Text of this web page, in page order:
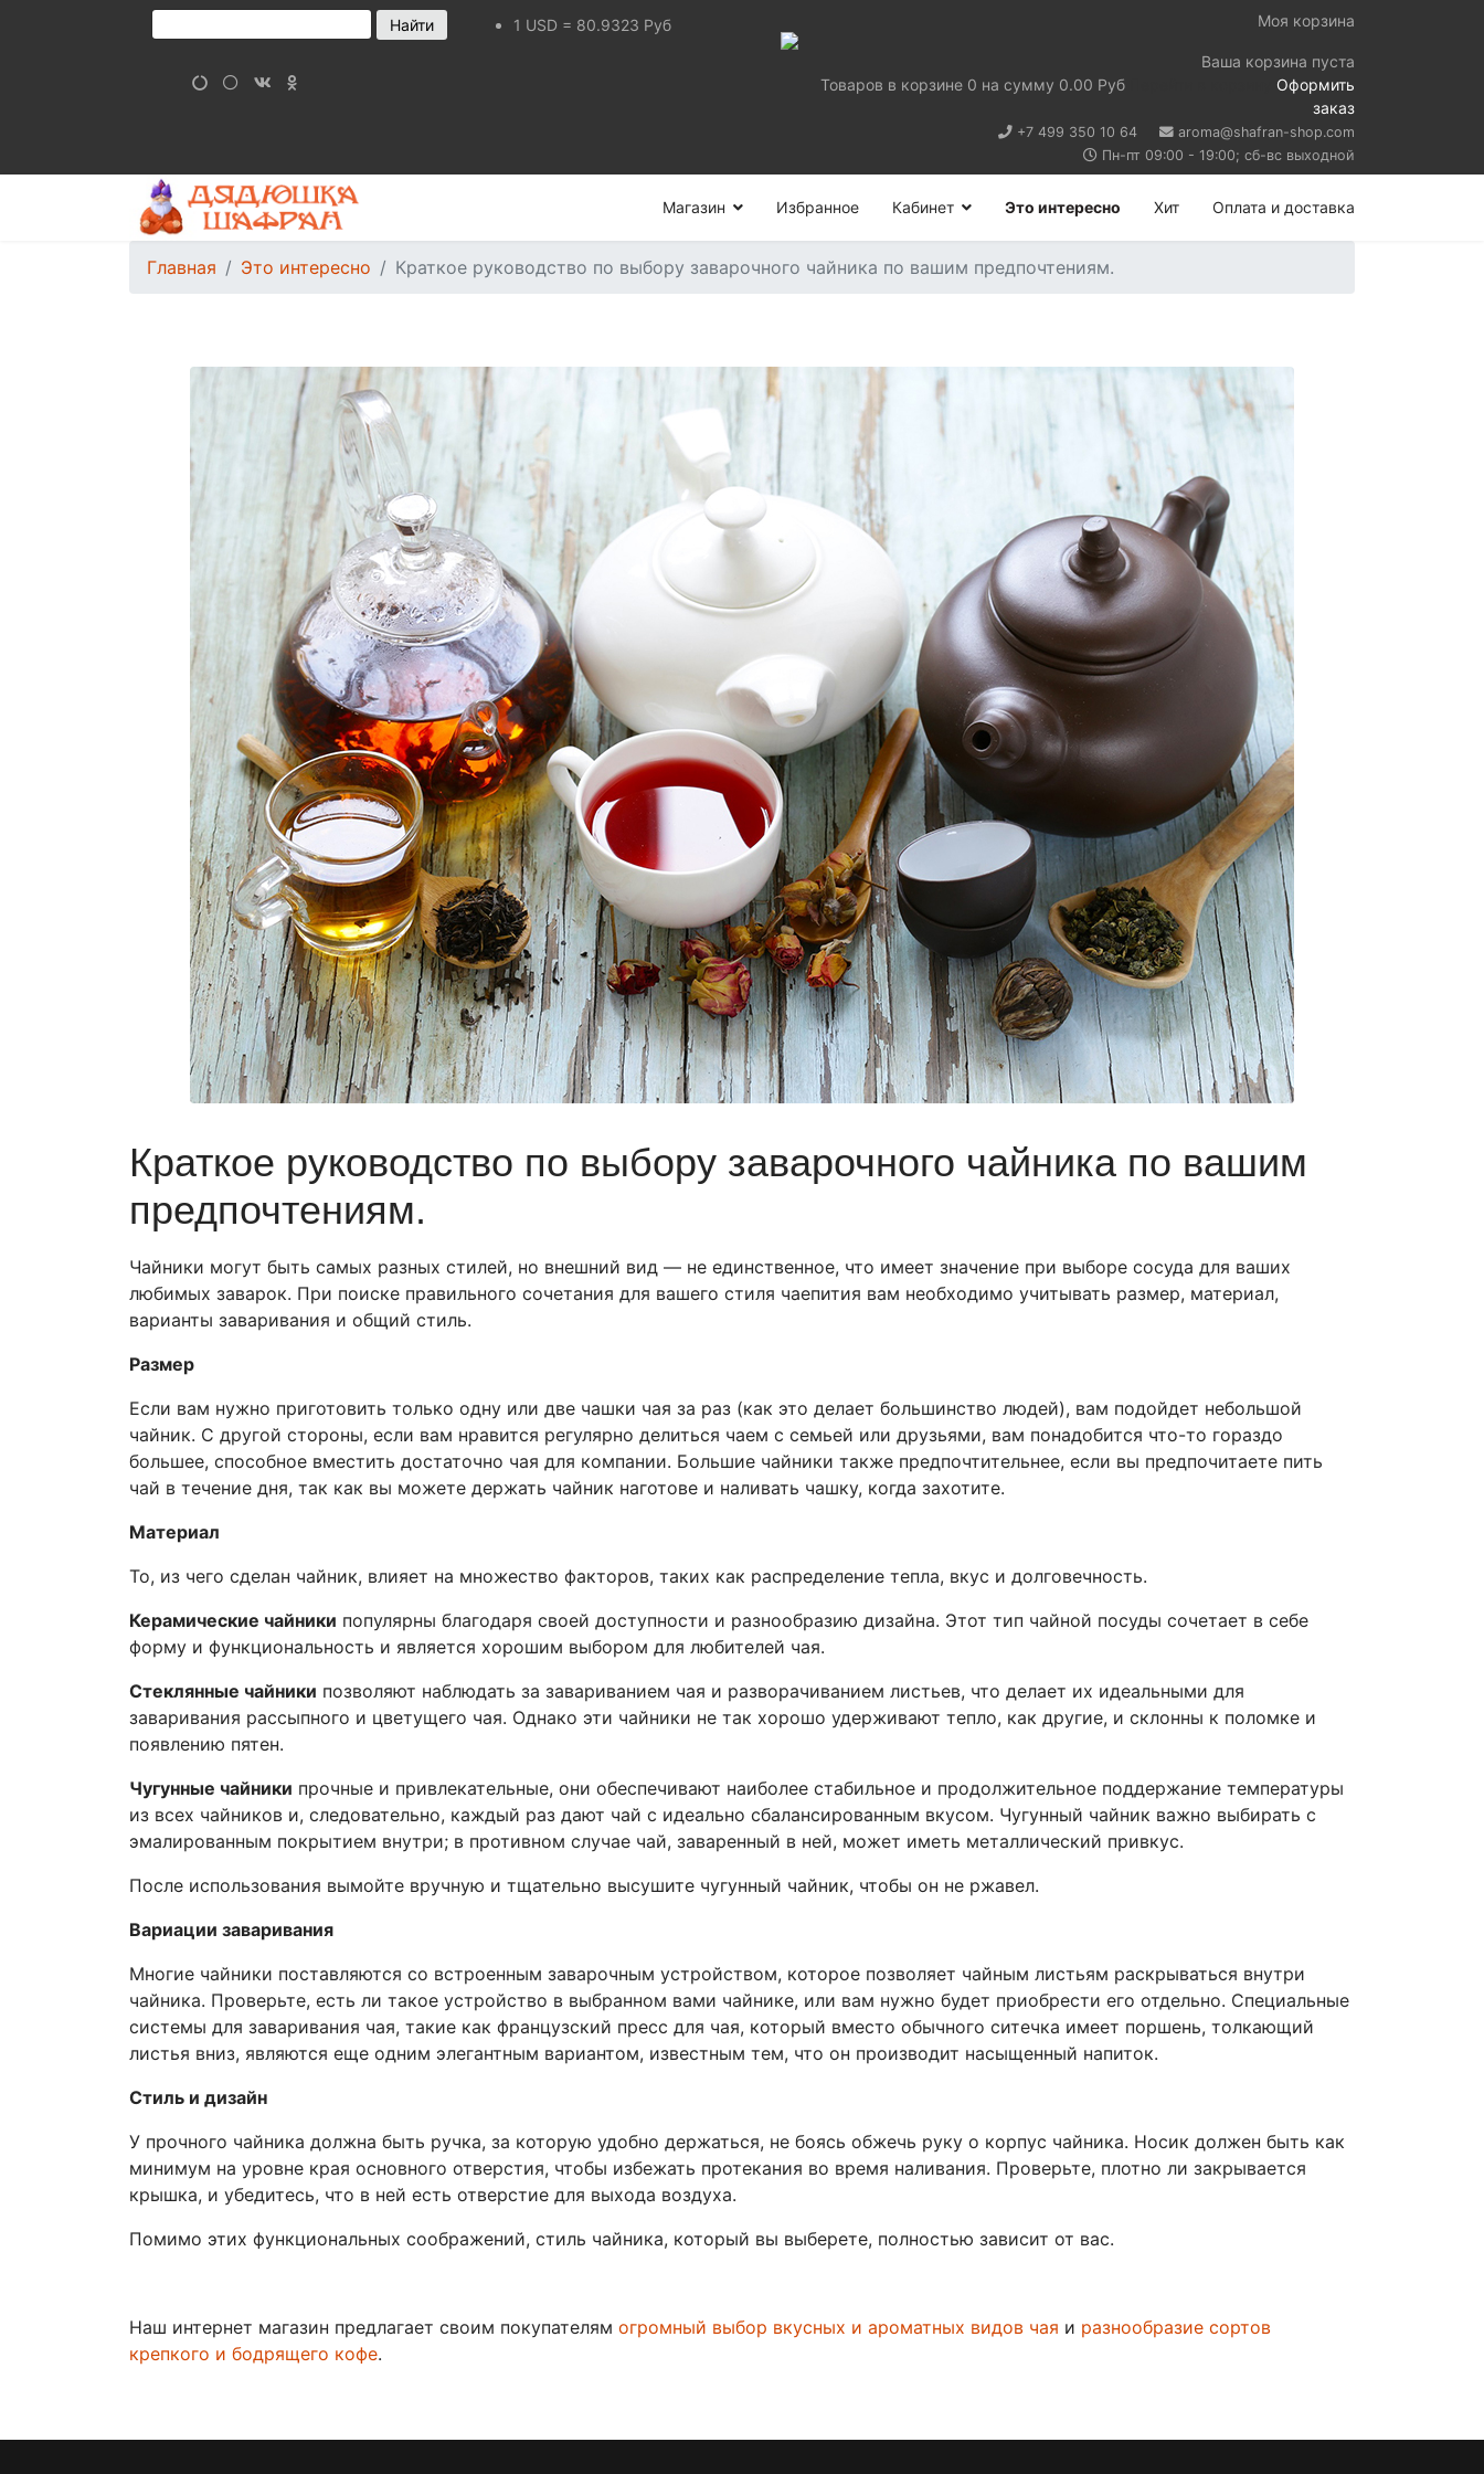
1 USD = 80.9323 Руб Моя корзина
Ваша корзина пуста
Товаров в корзине 0 на сумму 0.00 Руб
Оформить
заказ
+7 499 350 10 64
aroma@shafran-shop.com
Пн-пт 09:00 - 19:00; сб-вс выходной
Магазин Избранное Кабинет Это интересно Хит Оплата и доставка
Главная Это интересно Краткое руководство по выбору заварочного чайника по вашим предпочтениям.
Краткое руководство по выбору заварочного чайника по вашим
предпочтениям.
Чайники могут быть самых разных стилей, но внешний вид — не единственное, что имеет значение при выборе сосуда для ваших
любимых заварок. При поиске правильного сочетания для вашего стиля чаепития вам необходимо учитывать размер, материал,
варианты заваривания и общий стиль.
Размер
Если вам нужно приготовить только одну или две чашки чая за раз (как это делает большинство людей), вам подойдет небольшой
чайник. С другой стороны, если вам нравится регулярно делиться чаем с семьей или друзьями, вам понадобится что-то гораздо
большее, способное вместить достаточно чая для компании. Большие чайники также предпочтительнее, если вы предпочитаете пить
чай в течение дня, так как вы можете держать чайник наготове и наливать чашку, когда захотите.
Материал
То, из чего сделан чайник, влияет на множество факторов, таких как распределение тепла, вкус и долговечность.
Керамические чайники популярны благодаря своей доступности и разнообразию дизайна. Этот тип чайной посуды сочетает в себе
форму и функциональность и является хорошим выбором для любителей чая.
Стеклянные чайники позволяют наблюдать за завариванием чая и разворачиванием листьев, что делает их идеальными для
заваривания рассыпного и цветущего чая. Однако эти чайники не так хорошо удерживают тепло, как другие, и склонны к поломке и
появлению пятен.
Чугунные чайники прочные и привлекательные, они обеспечивают наиболее стабильное и продолжительное поддержание температуры
из всех чайников и, следовательно, каждый раз дают чай с идеально сбалансированным вкусом. Чугунный чайник важно выбирать с
эмалированным покрытием внутри; в противном случае чай, заваренный в ней, может иметь металлический привкус.
После использования вымойте вручную и тщательно высушите чугунный чайник, чтобы он не ржавел.
Вариации заваривания
Многие чайники поставляются со встроенным заварочным устройством, которое позволяет чайным листьям раскрываться внутри
чайника. Проверьте, есть ли такое устройство в выбранном вами чайнике, или вам нужно будет приобрести его отдельно. Специальные
системы для заваривания чая, такие как французский пресс для чая, который вместо обычного ситечка имеет поршень, толкающий
листья вниз, являются еще одним элегантным вариантом, известным тем, что он производит насыщенный напиток.
Стиль и дизайн
У прочного чайника должна быть ручка, за которую удобно держаться, не боясь обжечь руку о корпус чайника. Носик должен быть как
минимум на уровне края основного отверстия, чтобы избежать протекания во время наливания. Проверьте, плотно ли закрывается
крышка, и убедитесь, что в ней есть отверстие для выхода воздуха.
Помимо этих функциональных соображений, стиль чайника, который вы выберете, полностью зависит от вас.
Наш интернет магазин предлагает своим покупателям огромный выбор вкусных и ароматных видов чая и разнообразие сортов
крепкого и бодрящего кофе.